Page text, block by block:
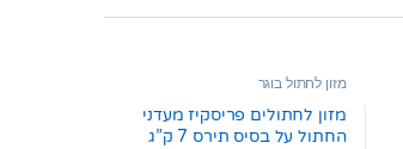
מזון לחתול בוגר
מזון לחתולים פריסקיז מעדני
החתול על בסיס תירס 7 ק”ג